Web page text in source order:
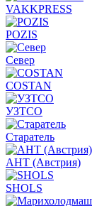
VAKKPRESS
POZIS
Север
COSTAN
УЗТСО
Старатель
АНТ (Австрия)
SHOLS